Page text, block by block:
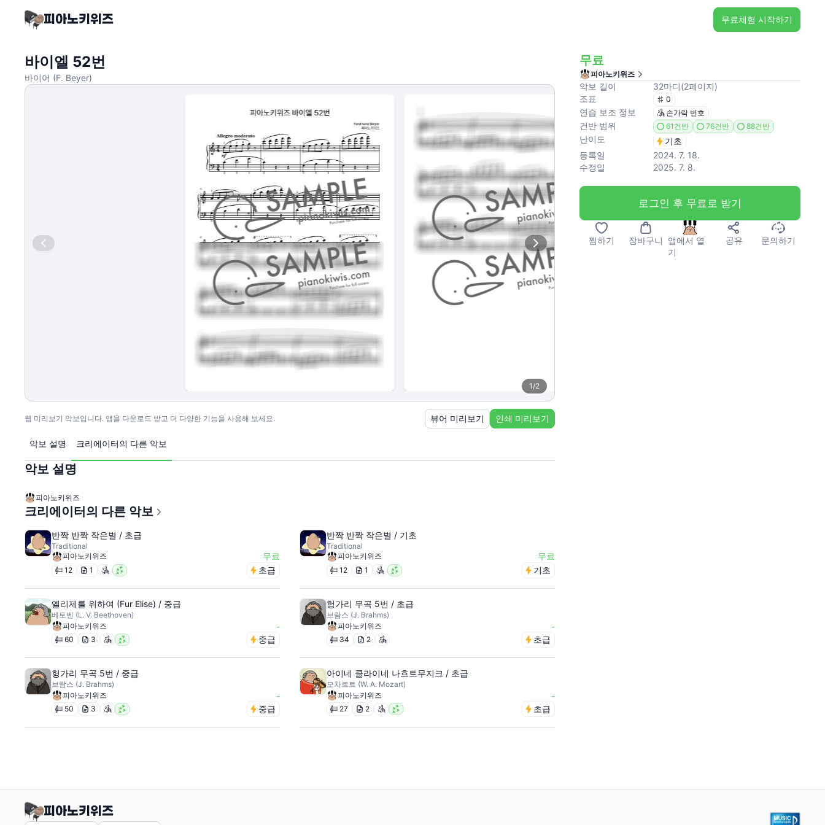
무료체험 시작하기
바이엘 52번
바이어 (F. Beyer)
1/2
웹 미리보기 악보입니다. 앱을 다운로드 받고 더 다양한 기능을 사용해 보세요. 뷰어 미리보기 인쇄 미리보기
악보 설명 크리에이터의 다른 악보
악보 설명
피아노키위즈
크리에이터의 다른 악보
반짝 반짝 작은별 / 초급
Traditional
피아노키위즈
무료
12 1 초급
반짝 반짝 작은별 / 기초
Traditional
피아노키위즈
무료
12 1 기초
엘리제를 위하여 (Fur Elise) / 중급
베토벤 (L. V. Beethoven)
피아노키위즈
-
60 3 중급
헝가리 무곡 5번 / 초급
브람스 (J. Brahms)
피아노키위즈
-
34 2 초급
헝가리 무곡 5번 / 중급
브람스 (J. Brahms)
피아노키위즈
-
50 3 중급
아이네 클라이네 나흐트무지크 / 초급
모차르트 (W. A. Mozart)
피아노키위즈
-
27 2 초급
무료
피아노키위즈
악보 길이 32마디(2페이지)
조표
0
연습 보조 정보 손가락 번호
건반 범위 61건반 76건반 88건반
난이도
기초
등록일
2024. 7. 18.
수정일
2025. 7. 8.
로그인 후 무료로 받기
찜하기 장바구니
앱에서 열
기
공유 문의하기